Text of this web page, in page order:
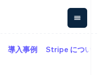
資金管
プラッ
導入事例 Stripe につい